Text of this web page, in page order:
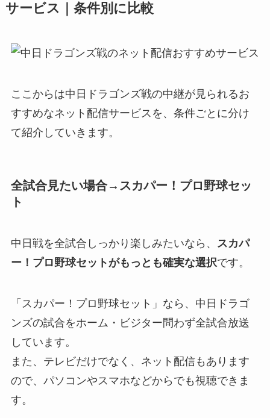
サービス｜条件別に比較
ここからは中日ドラゴンズ戦の中継が見られるお
すすめなネット配信サービスを、条件ごとに分け
て紹介していきます。
全試合見たい場合→スカパー！プロ野球セッ
ト
中日戦を全試合しっかり楽しみたいなら、 スカパ
ー！プロ野球セットがもっとも確実な選択です。
「スカパー！プロ野球セット」なら、中日ドラゴ
ンズの試合をホーム・ビジター問わず全試合放送
しています。
また、テレビだけでなく、ネット配信もあります
ので、パソコンやスマホなどからでも視聴できま
す。